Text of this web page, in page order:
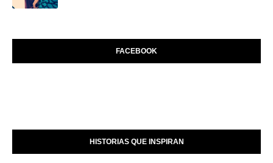
FACEBOOK
HISTORIAS QUE INSPIRAN